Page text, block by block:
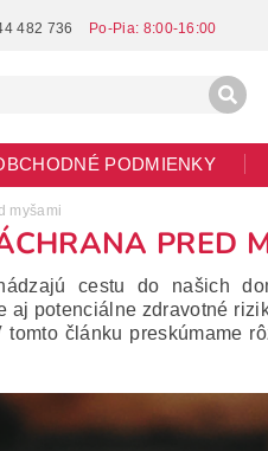
482 736
PODMIENKY
myšami
PRED
cestu do našich
aj potenciálne zdravotné
tomto článku preskúmame